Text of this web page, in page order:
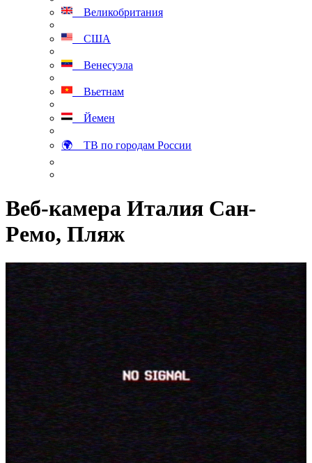
Великобритания
США
Венесуэла
Вьетнам
Йемен
🌍 ТВ по городам России
Веб-камера Италия Сан-
Ремо, Пляж